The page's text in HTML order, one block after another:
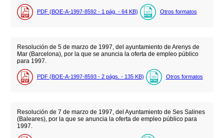
PDF (BOE-A-1997-8592 - 1 pág. - 64 KB) Otros formatos
Resolución de 5 de marzo de 1997, del ayuntamiento de Arenys de
Mar (Barcelona), por la que se anuncia la oferta de empleo público
para 1997.
PDF (BOE-A-1997-8593 - 2 págs. - 135 KB) Otros formatos
Resolución de 7 de marzo de 1997, del Ayuntamiento de Ses Salines
(Baleares), por la que se anuncia la oferta de empleo público para
1997.